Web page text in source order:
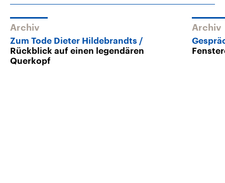
Archiv
Zum Tode Dieter Hildebrandts
Rückblick auf einen legendären
Querkopf
Archiv